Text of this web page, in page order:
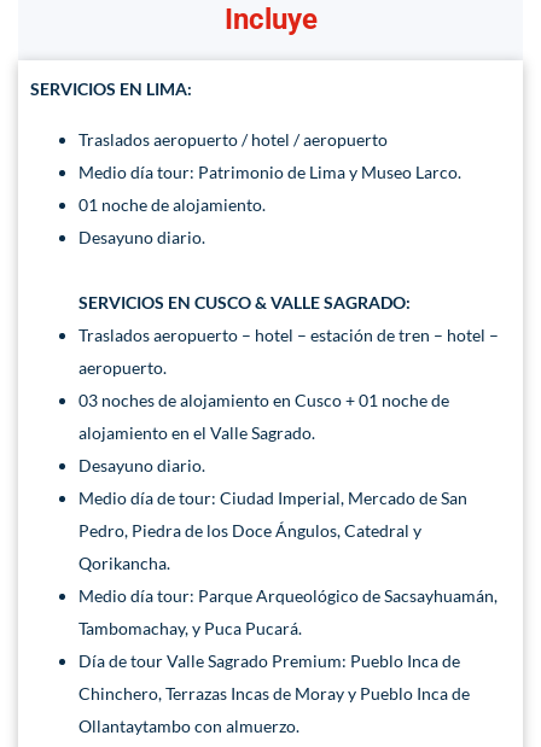
Incluye
SERVICIOS EN LIMA:
Traslados aeropuerto / hotel / aeropuerto
Medio día tour: Patrimonio de Lima y Museo Larco.
01 noche de alojamiento.
Desayuno diario.
SERVICIOS EN CUSCO & VALLE SAGRADO:
Traslados aeropuerto – hotel – estación de tren – hotel –
aeropuerto.
03 noches de alojamiento en Cusco + 01 noche de
alojamiento en el Valle Sagrado.
Desayuno diario.
Medio día de tour: Ciudad Imperial, Mercado de San
Pedro, Piedra de los Doce Ángulos, Catedral y
Qorikancha.
Medio día tour: Parque Arqueológico de Sacsayhuamán,
Tambomachay, y Puca Pucará.
Día de tour Valle Sagrado Premium: Pueblo Inca de
Chinchero, Terrazas Incas de Moray y Pueblo Inca de
Ollantaytambo con almuerzo.